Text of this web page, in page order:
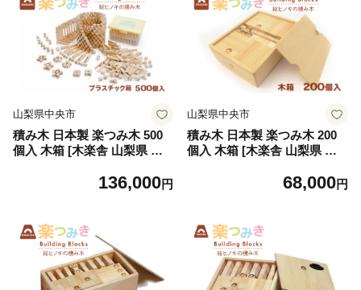
山梨県中央市
積み木 日本製 楽つみ木 500
個入 木箱 [木楽舎 山梨県 中
136,000円
山梨県中央市
積み木 日本製 楽つみ木 200
個入 木箱 [木楽舎 山梨県 中
68,000円